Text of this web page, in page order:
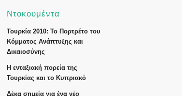
Ντοκουμέντα
Τουρκία 2010: Το Πορτρέτο του
Κόμματος Ανάπτυξης και
Δικαιοσύνης
Η ενταξιακή πορεία της
Τουρκίας και το Κυπριακό
Δέκα σημεία για ένα νέο